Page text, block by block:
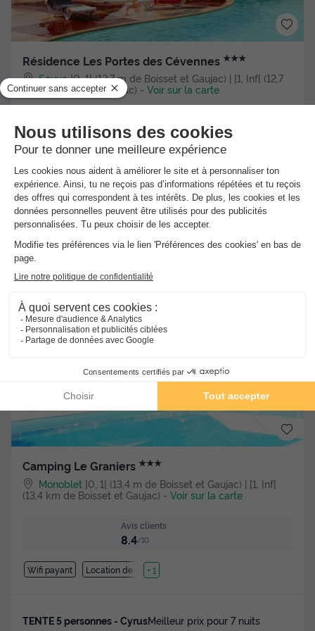
Résidence Les Portes des Cévennes ★★★
Sauve ]0, 1[ (12,7 m de Boisset et Gaujac) | [1, Inf[ (12,7
km de Boisset et Gaujac) - Voir sur la carte
6.8 /10
Bord de mer Piscine intérieure chauffée
MAISON 6 personnes - G/367_MAISON 3 PIECES DUPLEX
6 PERSONNES
Meilleur prix pour 7 nuits
Camping Le Graniers ★★★
Monoblet ]0, 1[ (13,4 m de Boisset et Gaujac) | [1, Inf[
(13,4 km de Boisset et Gaujac) - Voir sur la carte
Avis clients
8.4/10
Wifi payant Location de vélos
+ 1
TENTE 5 personnes - CyrusMeilleur prix pour 7 nuits